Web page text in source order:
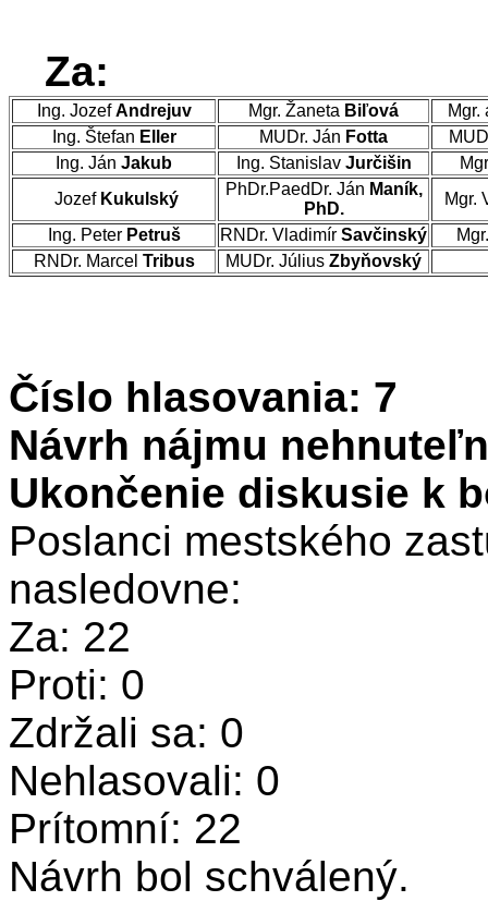
Za:
Ing. JozefAndrejuv Mgr. Žaneta Biľová
Mgr.
Ing. Štefan Eller MUDr. Ján Fotta
Ing. Ján Jakub Ing. Stanislav Jurčišin
Jozef Kukulský
PhDr.PaedDr. Ján Maník,
PhD.
Mgr.
Ing. Peter Petruš RNDr. Vladimír Savčinský
RNDr. Marcel Tribus MUDr. Július Zbyňovský
Číslo hlasovania: 7
Návrh nájmu
Ukončenie diskusie k
Poslanci mestského
nasledovne:
Za: 22
Proti: 0
Zdržali sa: 0
Nehlasovali: 0
Prítomní: 22
Návrh bol schválený.